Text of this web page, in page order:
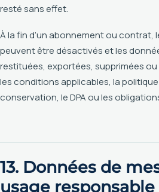
resté sans effet.
À la fin d’un abonnement ou contrat,
peuvent être désactivés et les
restituées, exportées, supprimées
les conditions applicables, la
conservation, le DPA ou les
13. Données de
usage responsable